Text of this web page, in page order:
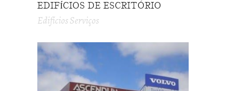
EDIFÍCIOS DE ESCRITÓRIO
Edifícios Serviços